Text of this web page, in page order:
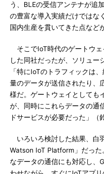
う、BLEの受信アンテナが追
の豊富な導入実績だけではな
国内生産を貫いてきた点など
そこでIoT時代のゲートウ
した同社だったが、ソリュー
「特にIoTのトラフィックは
量のデータが送信されたり、
様だ。ゲートウェイとしても
が、同時にこれらデータの通
ドサービスが必要だった」（
いろいろ検討した結果、白
Watson IoT Platform」だっ
なデータの通信にも対応し、